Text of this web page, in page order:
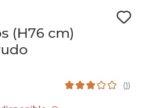
(H76 cm)
(1)